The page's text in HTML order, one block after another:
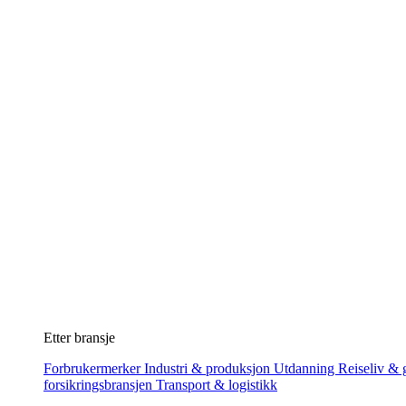
Etter bransje
ForbrukermerkerIndustri & produksjon Utdanning Reiseliv &
forsikringsbransjen Transport & logistikk